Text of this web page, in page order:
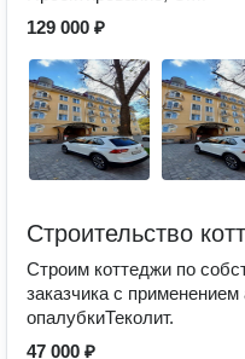
129 000 ₽
Строительство
Строим коттеджи по
заказчика с
опалубкиТеколит.
47 000 ₽